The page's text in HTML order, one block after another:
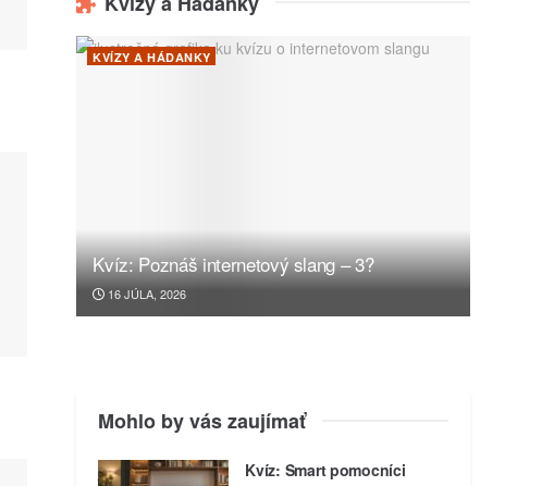
KVÍZY A HÁDANKY
Kvíz: Poznáš internetový slang – 3?
16 JÚLA, 2026
Mohlo by vás zaujímať
Kvíz: Smart pomocníci